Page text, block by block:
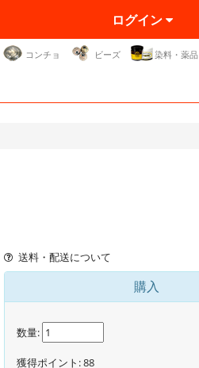
ログイン
コンチョ ビーズ 染料・薬品
送料・配送について
購入
数量:
獲得ポイント:88